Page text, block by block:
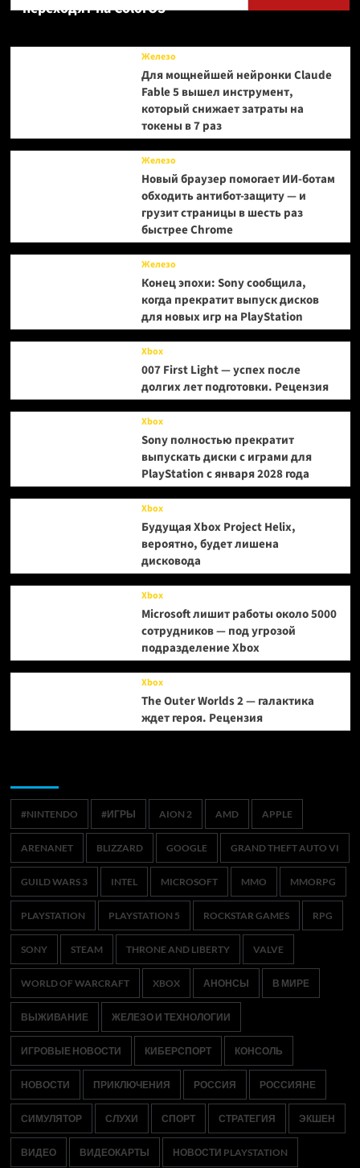
переходят на ColorOS
Железо
Для мощнейшей нейронки Claude
Fable 5 вышел инструмент,
который снижает затраты на
токены в 7 раз
Железо
Новый браузер помогает ИИ-ботам
обходить антибот-защиту — и
грузит страницы в шесть раз
быстрее Chrome
Железо
Конец эпохи: Sony сообщила,
когда прекратит выпуск дисков
для новых игр на PlayStation
Xbox
007 First Light — успех после
долгих лет подготовки. Рецензия
Xbox
Sony полностью прекратит
выпускать диски с играми для
PlayStation с января 2028 года
Xbox
Будущая Xbox Project Helix,
вероятно, будет лишена
дисковода
Xbox
Microsoft лишит работы около 5000
сотрудников — под угрозой
подразделение Xbox
Xbox
The Outer Worlds 2 — галактика
ждет героя. Рецензия
#NINTENDO #ИГРЫ AION 2 AMD APPLE
ARENANET BLIZZARD GOOGLE GRAND THEFT AUTO VI
GUILD WARS 3 INTEL MICROSOFT MMO MMORPG
PLAYSTATION PLAYSTATION 5 ROCKSTAR GAMES RPG
SONY STEAM THRONE AND LIBERTY VALVE
WORLD OF WARCRAFT XBOX АНОНСЫ В МИРЕ
ВЫЖИВАНИЕ ЖЕЛЕЗО И ТЕХНОЛОГИИ
ИГРОВЫЕ НОВОСТИ КИБЕРСПОРТ КОНСОЛЬ
НОВОСТИ ПРИКЛЮЧЕНИЯ РОССИЯ РОССИЯНЕ
СИМУЛЯТОР СЛУХИ СПОРТ СТРАТЕГИЯ ЭКШЕН
ВИДЕО ВИДЕОКАРТЫ НОВОСТИ PLAYSTATION